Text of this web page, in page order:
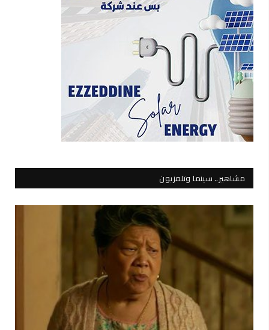
مشاهير.. سينما وتلفزيون